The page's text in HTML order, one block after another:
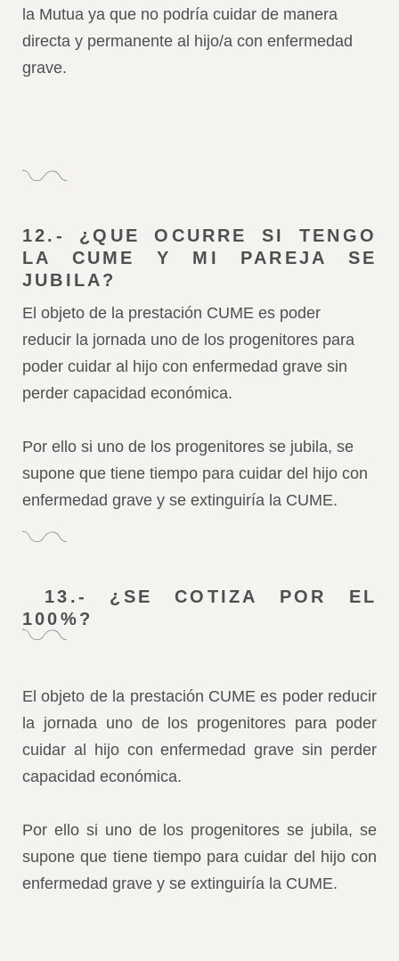
la Mutua ya que no podría cuidar de manera
directa y permanente al hijo/a con enfermedad
grave.
12.- ¿QUE OCURRE SI TENGO
LA CUME Y MI PAREJA SE
JUBILA?
El objeto de la prestación CUME es poder
reducir la jornada uno de los progenitores para
poder cuidar al hijo con enfermedad grave sin
perder capacidad económica.
Por ello si uno de los progenitores se jubila, se
supone que tiene tiempo para cuidar del hijo con
enfermedad grave y se extinguiría la CUME.
13.- ¿SE COTIZA POR EL
100%?
El objeto de la prestación CUME es poder reducir
la jornada uno de los progenitores para poder
cuidar al hijo con enfermedad grave sin perder
capacidad económica.
Por ello si uno de los progenitores se jubila, se
supone que tiene tiempo para cuidar del hijo con
enfermedad grave y se extinguiría la CUME.